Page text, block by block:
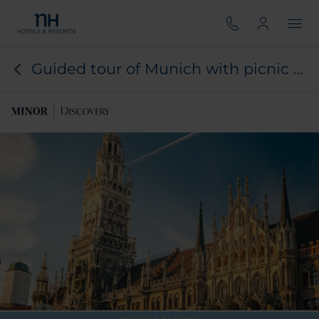
Guided tour of Munich with picnic and local gift